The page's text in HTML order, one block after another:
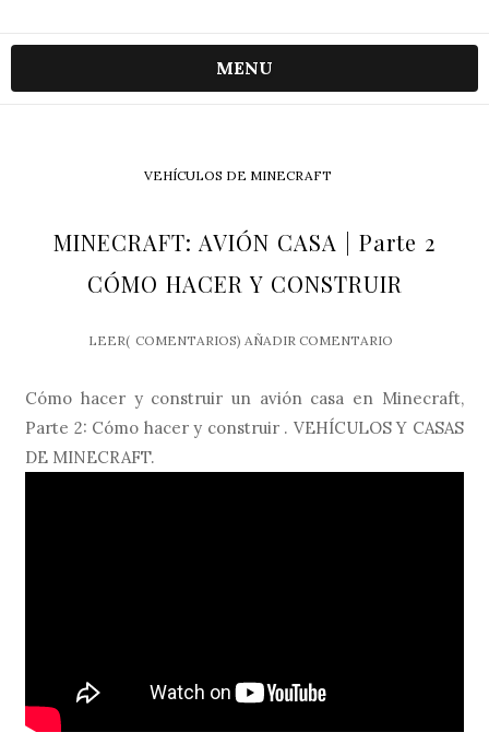
MENU
VEHÍCULOS DE MINECRAFT
MINECRAFT: AVIÓN CASA | Parte 2
CÓMO HACER Y CONSTRUIR
LEER( COMENTARIOS) AÑADIR COMENTARIO
Cómo hacer y construir un avión casa en Minecraft,
Parte 2: Cómo hacer y construir . VEHÍCULOS Y CASAS
DE MINECRAFT.